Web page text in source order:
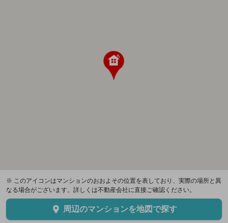
※ このアイコンはマンションのおおよその位置を表しており、実際の場所と異
なる場合がございます。詳しくは不動産会社に直接ご確認ください。
周辺のマンションを地図で探す